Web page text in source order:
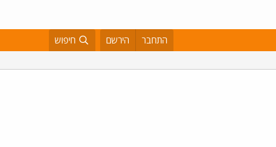
התחבר הירשם חיפוש